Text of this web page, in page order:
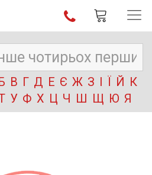
В Г Д Е Є Ж З І Ї Й К
У Ф Х Ц Ч Ш Щ Ю Я